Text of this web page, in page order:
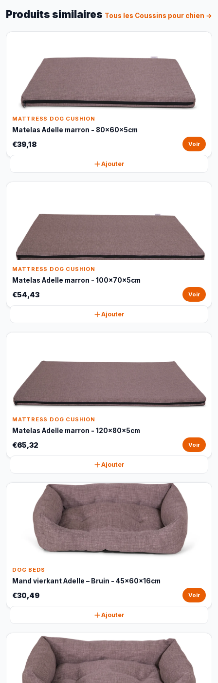
Produits similaires Tous les Coussins pour chien →
MATTRESS DOG CUSHION
Matelas Adelle marron - 80x60x5cm
€39,18 Voir
Ajouter
MATTRESS DOG CUSHION
Matelas Adelle marron - 100x70x5cm
€54,43 Voir
Ajouter
MATTRESS DOG CUSHION
Matelas Adelle marron - 120x80x5cm
€65,32 Voir
Ajouter
DOG BEDS
Mand vierkant Adelle – Bruin - 45x60x16cm
€30,49 Voir
Ajouter